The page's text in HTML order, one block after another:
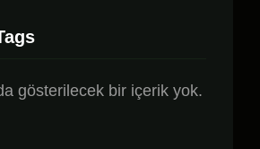
gösterilecek bir içerik yok.